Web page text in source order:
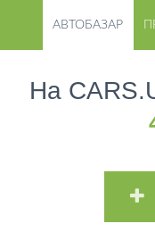
АВТОБАЗАР
На